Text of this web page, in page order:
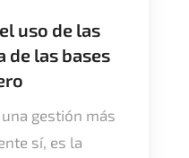
uso de las
de las bases
gestión más
sí, es la